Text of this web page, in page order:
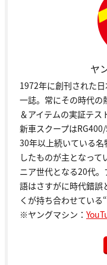
ヤ
1972年に創刊された
一誌。常にその時代の
＆アイテムの実証テス
新車スクープは
30年以上続いている
したものが主となっ
ニア世代となる20代
語はさすがに時代錯誤
くが持ち合わせている
※ヤングマシン：